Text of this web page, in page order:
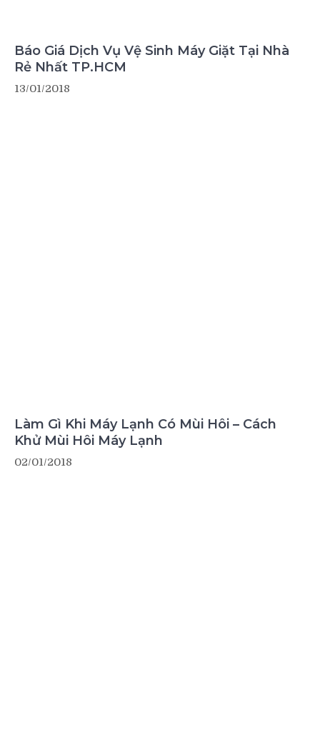
Báo Giá Dịch Vụ Vệ Sinh Máy Giặt Tại Nhà
Rẻ Nhất TP.HCM
13/01/2018
Làm Gì Khi Máy Lạnh Có Mùi Hôi – Cách
Khử Mùi Hôi Máy Lạnh
02/01/2018